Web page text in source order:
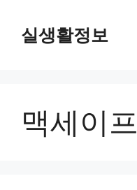
실생활정보
맥세이프